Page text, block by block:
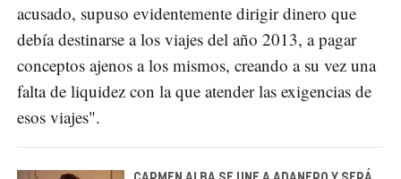
acusado, supuso evidentemente dirigir dinero que
debía destinarse a los viajes del año 2013, a pagar
conceptos ajenos a los mismos, creando a su vez una
falta de liquidez con la que atender las exigencias de
esos viajes".